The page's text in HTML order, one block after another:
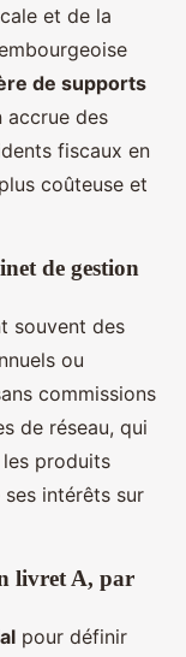
et de la
de supports
des
fiscaux en
coûteuse et
de gestion
souvent des
ou
commissions
de réseau, qui
produits
ses intérêts sur
livret A, par
pour définir